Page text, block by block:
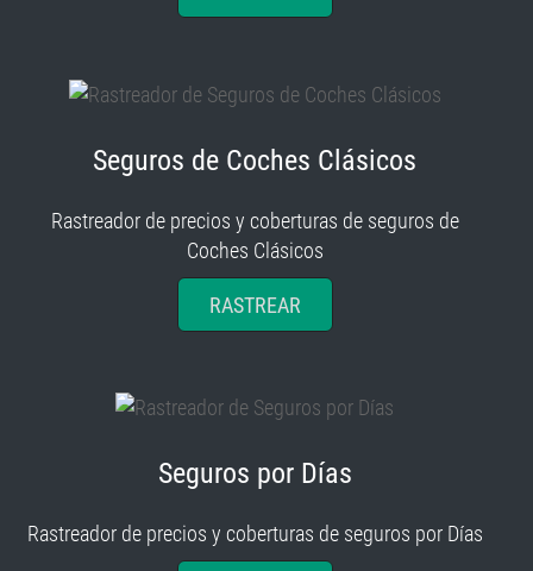
Seguros de Coches Clásicos
Rastreador de precios y coberturas de seguros de
Coches Clásicos
RASTREAR
Seguros por Días
Rastreador de precios y coberturas de seguros por Días